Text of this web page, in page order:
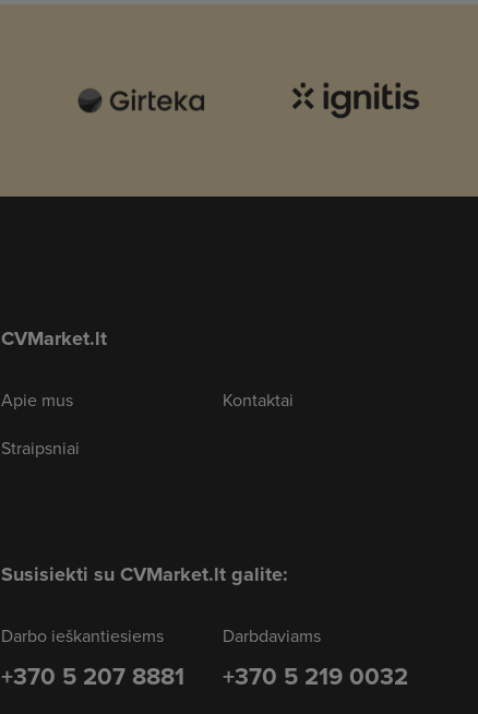
CVMarket.lt
Apie mus
Straipsniai
Kontaktai
Susisiekti su CVMarket.lt galite:
Darbo ieškantiesiems
+370 5 207 8881
Darbdaviams
+370 5 219 0032